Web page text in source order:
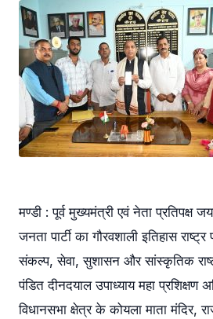
मण्डी : पूर्व मुख्यमंत्री एवं नेता प्रतिपक्ष
जनता पार्टी का गौरवशाली इतिहास
संकल्प, सेवा, सुशासन और सांस्कृतिक
पंडित दीनदयाल उपाध्याय महा
विधानसभा क्षेत्र के कोयला माता मंदिर,